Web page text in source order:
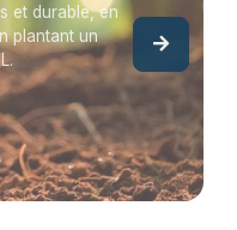
et durable, en
plantant un